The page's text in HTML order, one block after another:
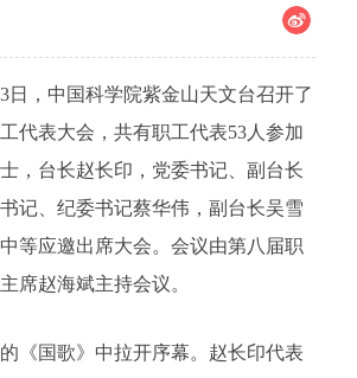
日，中国科学院紫金山天文台召开了
代表大会，共有职工代表53人参加
，台长赵长印，党委书记、副台长
记、纪委书记蔡华伟，副台长吴雪
等应邀出席大会。会议由第八届职
席赵海斌主持会议。
《国歌》中拉开序幕。赵长印代表